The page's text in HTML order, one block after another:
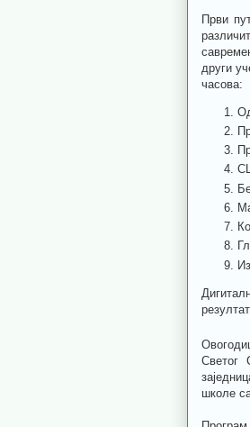
Први
други
часова:
Светог
школе